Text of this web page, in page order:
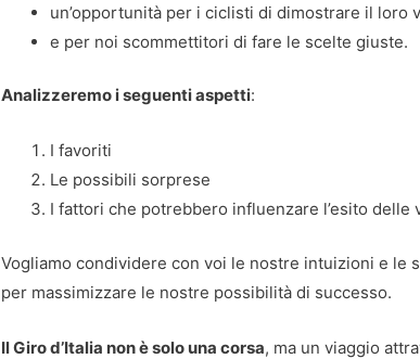
un’opportunità per i ciclisti di dimostrare il loro
e per noi scommettitori di fare le scelte giuste.
Analizzeremo i seguenti aspetti:
I favoriti
Le possibili sorprese
I fattori che potrebbero influenzare l’esito delle
Vogliamo condividere con voi le nostre intuizioni e le
per massimizzare le nostre possibilità di successo.
Il Giro d’Italia non è solo una corsa, ma un viaggio